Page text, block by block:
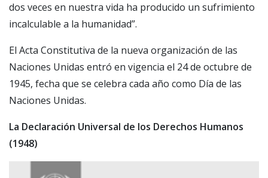
dos veces en nuestra vida ha producido un sufrimiento
incalculable a la humanidad”.
El Acta Constitutiva de la nueva organización de las
Naciones Unidas entró en vigencia el 24 de octubre de
1945, fecha que se celebra cada año como Día de las
Naciones Unidas.
La Declaración Universal de los Derechos Humanos
(1948)